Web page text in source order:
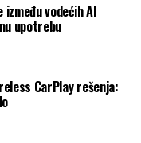
između vodećih AI
upotrebu
CarPlay rešenja: